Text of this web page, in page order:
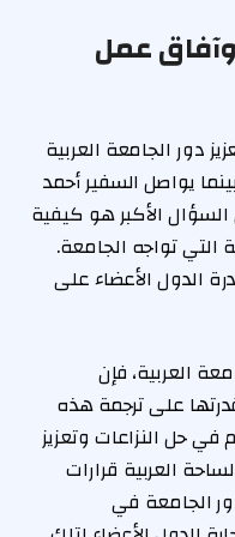
عمل
دور الجامعة العربية
يواصل السفير أحمد
السؤال الأكبر هو كيفية
التي تواجه الجامعة.
الدول الأعضاء على
العربية، فإن
على ترجمة هذه
حل النزاعات وتعزيز
العربية قرارات
الجامعة في